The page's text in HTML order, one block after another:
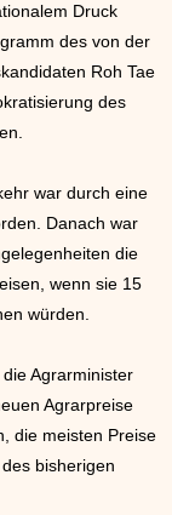
Druck
des von der
Roh Tae
des
war durch eine
Danach war
die
wenn sie 15
würden.
Agrarminister
Agrarpreise
die meisten Preise
bisherigen